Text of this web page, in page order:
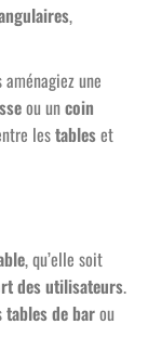
,
aménagiez une
ou uncoin
lestableset
, qu’elle soit
des utilisateurs.
tables de barou